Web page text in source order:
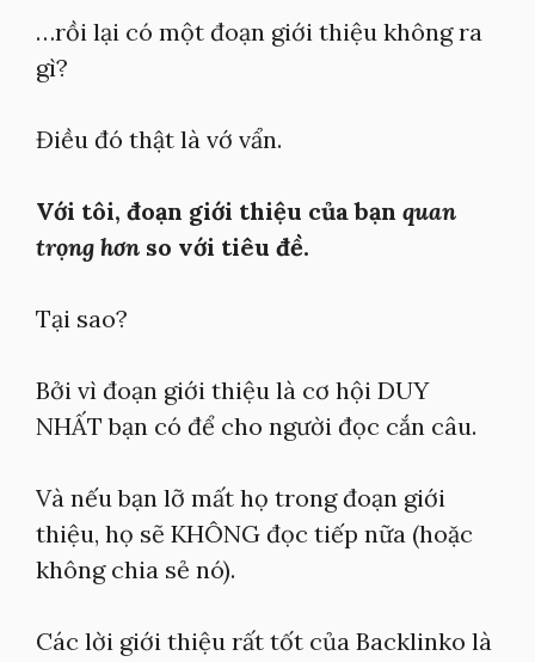
…rồi lại có một đoạn giới thiệu không ra
gì?
Điều đó thật là vớ vẩn.
Với tôi, đoạn giới thiệu của bạn quan
trọng hơn so với tiêu đề.
Tại sao?
Bởi vì đoạn giới thiệu là cơ hội DUY
NHẤT bạn có để cho người đọc cắn câu.
Và nếu bạn lỡ mất họ trong đoạn giới
thiệu, họ sẽ KHÔNG đọc tiếp nữa (hoặc
không chia sẻ nó).
Các lời giới thiệu rất tốt của Backlinko là